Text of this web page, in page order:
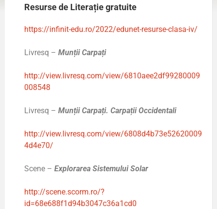
Resurse de Literație gratuite
https://infinit-edu.ro/2022/edunet-resurse-clasa-iv/
Livresq – Munții Carpați
http://view.livresq.com/view/6810aee2df99280009
008548
Livresq – Munții Carpați. Carpații Occidentali
http://view.livresq.com/view/6808d4b73e52620009
4d4e70/
Scene – Explorarea Sistemului Solar
http://scene.scorm.ro/?
id=68e688f1d94b3047c36a1cd0